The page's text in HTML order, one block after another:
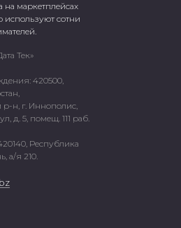
на маркетплейсах
используют сотни
Тек»
420500,
р-н, г. Иннополис,
д. 5, помещ. 111 раб.
Республика
а/я 210.